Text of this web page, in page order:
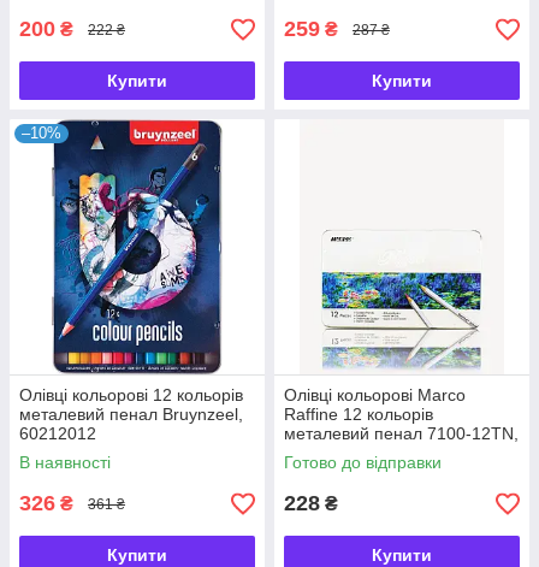
200 ₴ 222 ₴
Купити
259 ₴ 287 ₴
Купити
–10%
Олівці кольорові 12 кольорів
металевий пенал Bruynzeel,
60212012
В наявності
326 ₴ 361 ₴
Купити
Олівці кольорові Marco
Raffine 12 кольорів
металевий пенал 7100-12TN,
245161
Готово до відправки
228 ₴
Купити